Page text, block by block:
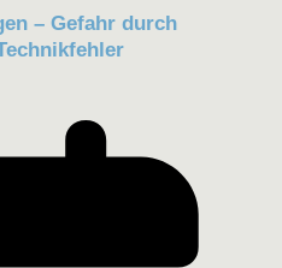
– Gefahr durch